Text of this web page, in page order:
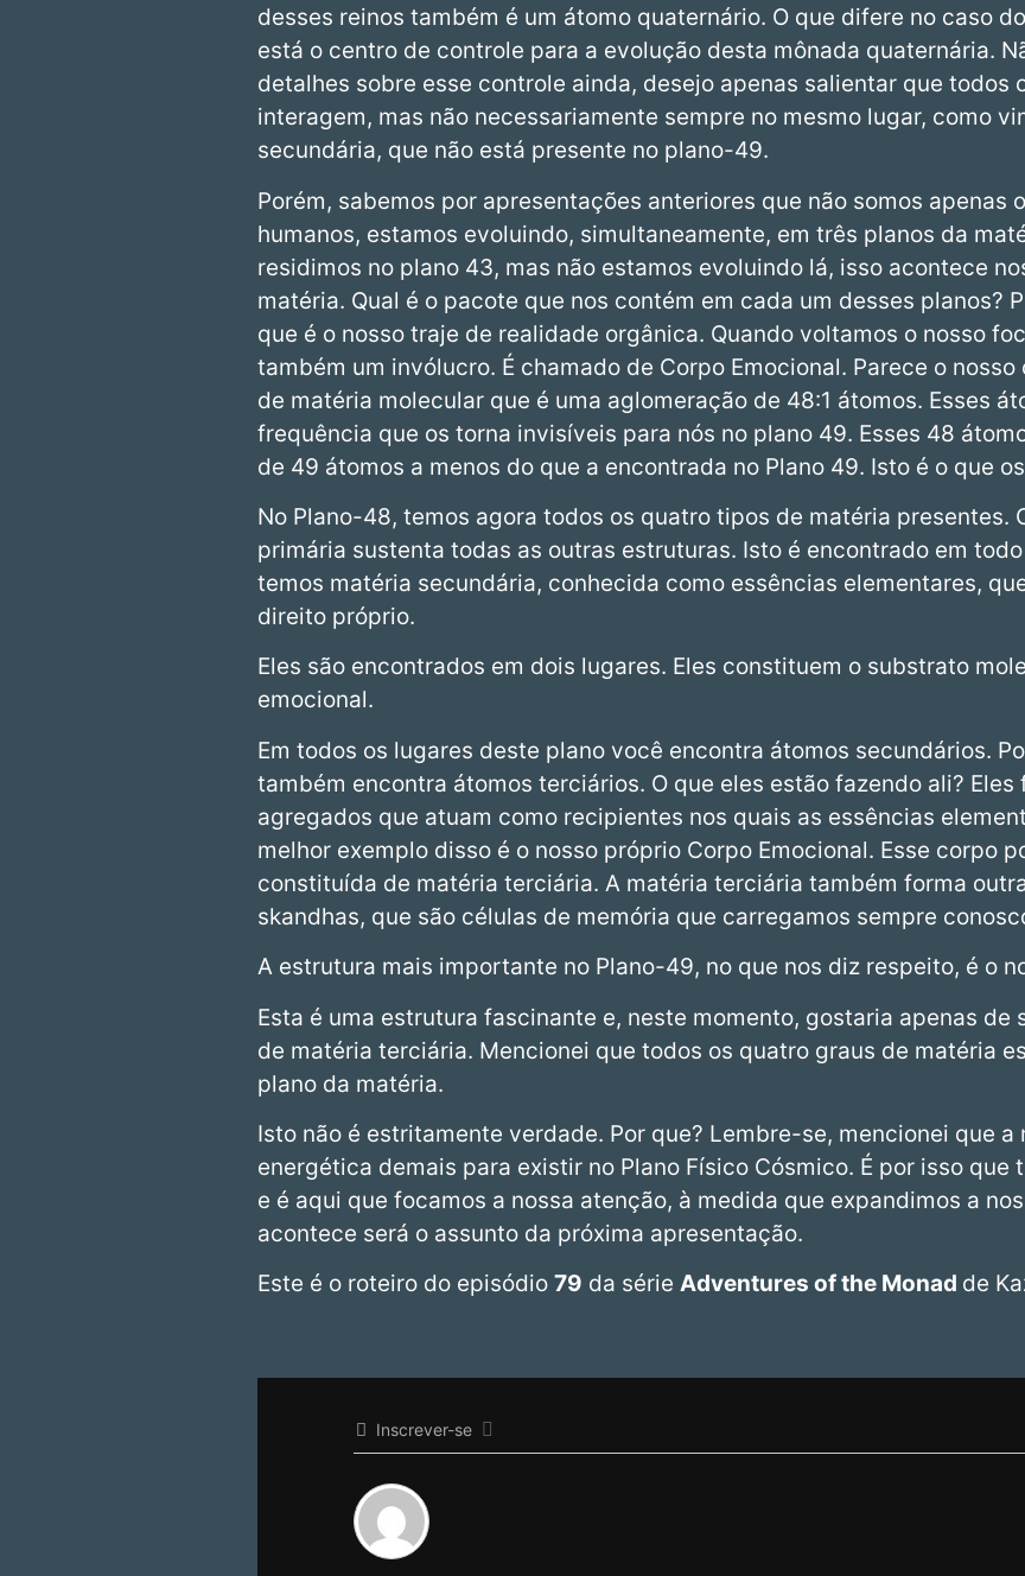
desses reinos também é um átomo quaternário. O que difere no caso
está o centro de controle para a evolução desta mônada quaternária.
detalhes sobre esse controle ainda, desejo apenas salientar que todos
interagem, mas não necessariamente sempre no mesmo lugar, como
secundária, que não está presente no plano-49.
Porém, sabemos por apresentações anteriores que não somos apenas
humanos, estamos evoluindo, simultaneamente, em três planos da
residimos no plano 43, mas não estamos evoluindo lá, isso acontece
matéria. Qual é o pacote que nos contém em cada um desses planos?
que é o nosso traje de realidade orgânica. Quando voltamos o nosso
também um invólucro. É chamado de Corpo Emocional. Parece o
de matéria molecular que é uma aglomeração de 48:1 átomos. Esses
frequência que os torna invisíveis para nós no plano 49. Esses 48
de 49 átomos a menos do que a encontrada no Plano 49. Isto é o que
No Plano-48, temos agora todos os quatro tipos de matéria presentes.
primária sustenta todas as outras estruturas. Isto é encontrado em
temos matéria secundária, conhecida como essências elementares,
direito próprio.
Eles são encontrados em dois lugares. Eles constituem o substrato
emocional.
Em todos os lugares deste plano você encontra átomos secundários.
também encontra átomos terciários. O que eles estão fazendo ali? Eles
agregados que atuam como recipientes nos quais as essências
melhor exemplo disso é o nosso próprio Corpo Emocional. Esse corpo
constituída de matéria terciária. A matéria terciária também forma
skandhas, que são células de memória que carregamos sempre
A estrutura mais importante no Plano-49, no que nos diz respeito, é o
Esta é uma estrutura fascinante e, neste momento, gostaria apenas
de matéria terciária. Mencionei que todos os quatro graus de matéria
plano da matéria.
Isto não é estritamente verdade. Por que? Lembre-se, mencionei que
energética demais para existir no Plano Físico Cósmico. É por isso que
e é aqui que focamos a nossa atenção, à medida que expandimos a
acontece será o assunto da próxima apresentação.
Este é o roteiro do episódio 79 da série Adventures of the Monad de
Inscrever-se